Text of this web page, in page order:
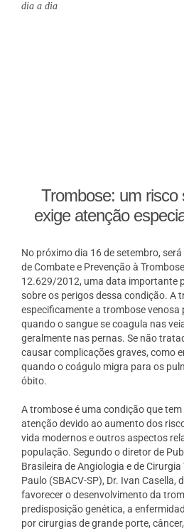
dia a dia
Trombose: um risco
exige atenção
No próximo dia 16 de setembro,
de Combate e Prevenção à
12.629/2012, uma data importante
sobre os perigos dessa condição. A
especificamente a trombose venosa
quando o sangue se coagula nas
geralmente nas pernas. Se não
causar complicações graves, como
quando o coágulo migra para os
óbito.
A trombose é uma condição que
atenção devido ao aumento dos
vida modernos e outros aspectos
população. Segundo o diretor de
Brasileira de Angiologia e de
Paulo (SBACV-SP), Dr. Ivan Casella,
favorecer o desenvolvimento da
predisposição genética, a
por cirurgias de grande porte,